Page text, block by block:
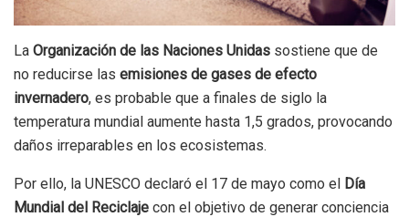
La Organización de las Naciones Unidas sostiene que de
no reducirse las emisiones de gases de efecto
invernadero, es probable que a finales de siglo la
temperatura mundial aumente hasta 1,5 grados, provocando
daños irreparables en los ecosistemas.
Por ello, la UNESCO declaró el 17 de mayo como el Día
Mundial del Reciclaje con el objetivo de generar conciencia